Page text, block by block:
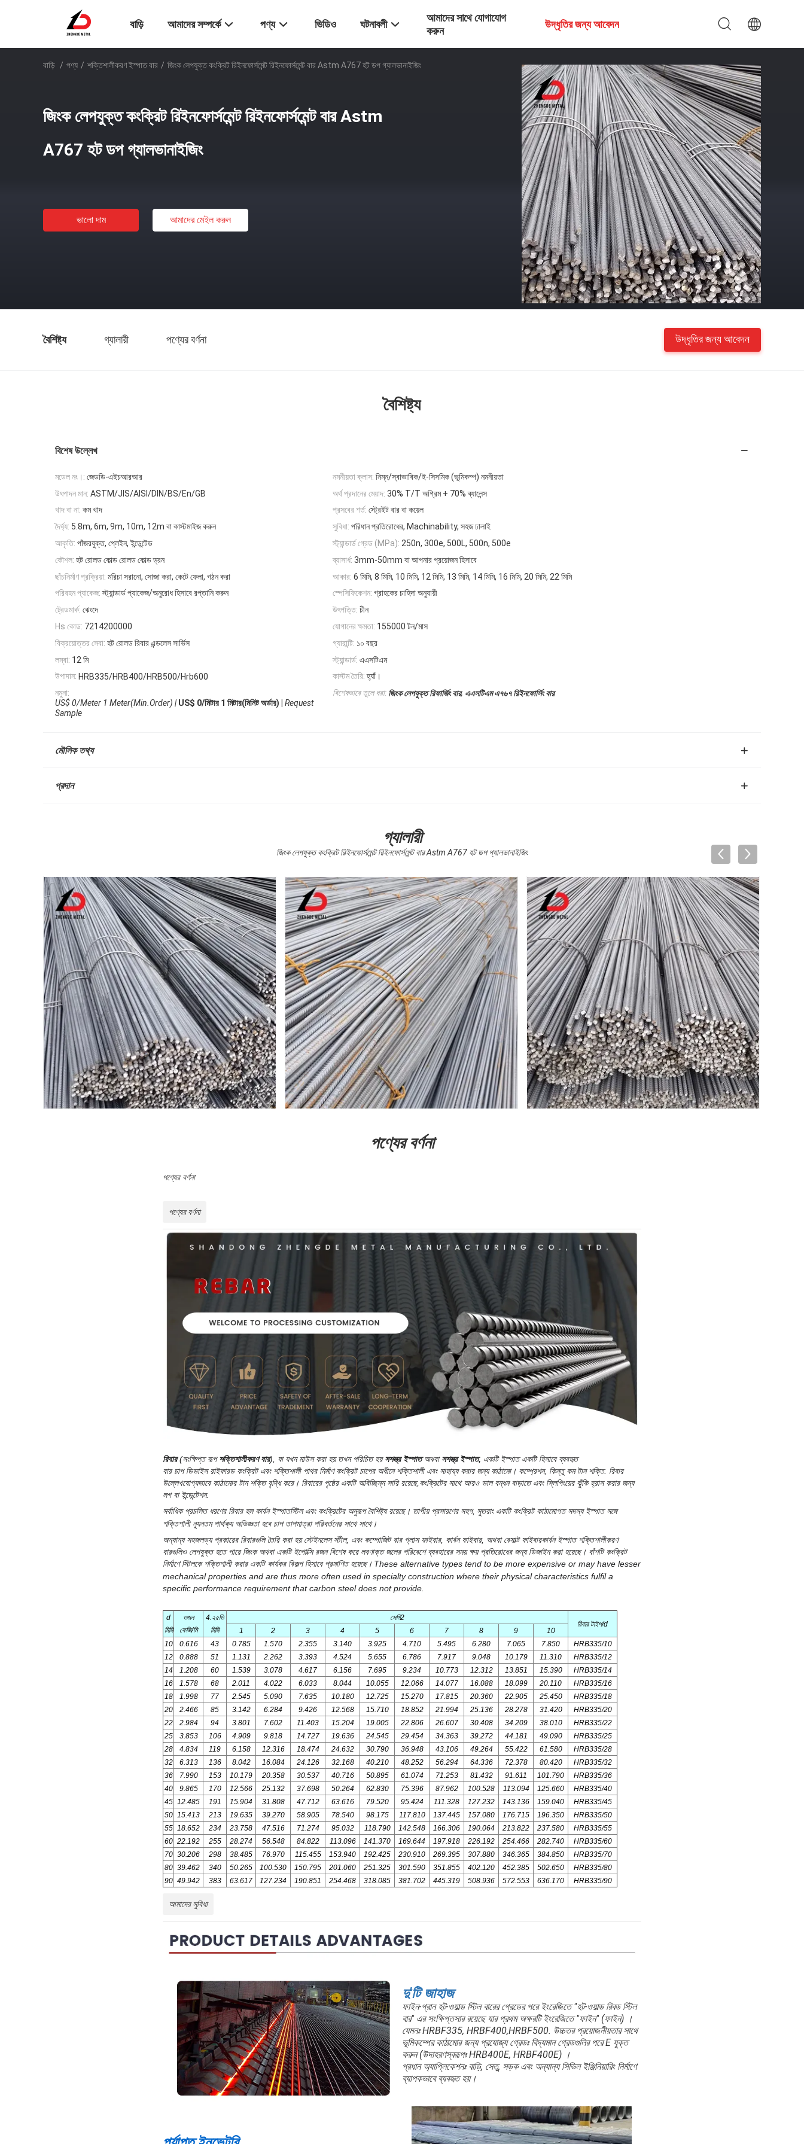
বাড়ি আমাদের সম্পর্কে পণ্য ভিডিও ঘটনাবলী
আমাদের সাথে যোগাযোগ
করুন
উদ্ধৃতির জন্য আবেদন
বাড়ি / পণ্য / শক্তিশালীকরণ ইস্পাত বার / জিংক লেপযুক্ত কংক্রিট রিইনফোর্সমেন্ট রিইনফোর্সমেন্ট বার Astm A767 হট ডপ গ্যালভানাইজিং
জিংক লেপযুক্ত কংক্রিট রিইনফোর্সমেন্ট রিইনফোর্সমেন্ট বার Astm
A767 হট ডপ গ্যালভানাইজিং
ভালো দাম আমাদের মেইল ​​করুন
বৈশিষ্ট্য গ্যালারী পণ্যের বর্ণনা উদ্ধৃতির জন্য আবেদন
বৈশিষ্ট্য
বিশেষ উল্লেখ
মডেল নং।: জেডডি-এইচআরআর নমনীয়তা ক্লাস: নিম্ন/স্বাভাবিক/ই-সিসমিক (ভূমিকম্প) নমনীয়তা
উৎপাদন মান: ASTM/JIS/AISI/DIN/BS/En/GB অর্থ প্রদানের মেয়াদ: 30% T/T অগ্রিম + 70% ব্যালেন্স
খাদ বা না: কম খাদ প্রসবের শর্ত: স্ট্রেইট বার বা কয়েল
দৈর্ঘ্য: 5.8m, 6m, 9m, 10m, 12m বা কাস্টমাইজ করুন সুবিধা: পরিধান প্রতিরোধের, Machinability, সহজ ঢালাই
আকৃতি: পাঁজরযুক্ত, প্লেইন, ইন্ডেন্টেড স্ট্যান্ডার্ড গ্রেড (MPa): 250n, 300e, 500L, 500n, 500e
কৌশল: হট রোলড কোল্ড রোলড কোল্ড ড্রন ব্যাসার্ধ: 3mm-50mm বা আপনার প্রয়োজন হিসাবে
ছাঁচনির্মাণ প্রক্রিয়া: মরিচা সরানো, সোজা করা, কেটে ফেলা, গঠন করা আকার: 6 মিমি, 8 মিমি, 10 মিমি, 12 মিমি, 13 মিমি, 14 মিমি, 16 মিমি, 20 মিমি, 22 মিমি
পরিবহন প্যাকেজ: স্ট্যান্ডার্ড প্যাকেজ/অনুরোধ হিসাবে রপ্তানি করুন স্পেসিফিকেশন: গ্রাহকের চাহিদা অনুযায়ী
ট্রেডমার্ক: ঝেংদে উৎপত্তি: চীন
Hs কোড: 7214200000 যোগানের ক্ষমতা: 155000 টন/মাস
বিক্রয়োত্তর সেবা: হট রোলড রিবার এন্ডলেস সার্ভিস গ্যারান্টি: ১০ বছর
লম্বা: 12 মি স্ট্যান্ডার্ড: এএসটিএম
উপাদান: HRB335/HRB400/HRB500/Hrb600 কাস্টম তৈরি: হ্যাঁ।
নমুনা:
US$ 0/Meter 1 Meter(Min.Order) | US$ 0/মিটার 1 মিটার(মিনিট অর্ডার) |
Request
Sample
বিশেষভাবে তুলে ধরা: জিংক লেপযুক্ত রিফার্জিং বার, এএসটিএম এ৭৬৭ রিইনফোর্সিং বার
মৌলিক তথ্য
প্রদান
গ্যালারী
জিংক লেপযুক্ত কংক্রিট রিইনফোর্সমেন্ট রিইনফোর্সমেন্ট বার Astm A767 হট ডপ গ্যালভানাইজিং
পণ্যের বর্ণনা
পণ্যের বর্ণনা
পণ্যের বর্ণনা
রিবার (সংক্ষিপ্ত রূপ শক্তিশালীকরণ বার), যা যখন মাউস করা হয় তখন পরিচিত হয় সশস্ত্র ইস্পাত অথবা সশস্ত্র ইস্পাত, একটি ইস্পাত একটি হিসাবে ব্যবহৃত
বার চাপ ডিভাইস রাইফারড কংক্রিট এবং শক্তিশালী পাথর নির্মাণ কংক্রিট চাপের অধীনে শক্তিশালী এবং সাহায্য করার জন্য কাঠামো। কম্প্রেশন, কিন্তু কম টান শক্তি. রিবার
উল্লেখযোগ্যভাবে কাঠামোর টান শক্তি বৃদ্ধি করে। রিবারের পৃষ্ঠের একটি অবিচ্ছিন্ন সারি রয়েছে,কংক্রিটের সাথে আরও ভাল বন্ধন বাড়াতে এবং স্লিপিংয়ের ঝুঁকি হ্রাস করার জন্য
লগ বা ইন্ডেন্টেশন.
সর্বাধিক প্রচলিত ধরণের রিবার হল কার্বন ইস্পাতস্টিল এবং কংক্রিটের অনুরূপ বৈশিষ্ট্য রয়েছে। তাপীয় প্রসারণের সহগ, সুতরাং একটি কংক্রিট কাঠামোগত সদস্য ইস্পাত সঙ্গে
শক্তিশালী ন্যূনতম পার্থক্য অভিজ্ঞতা হবে চাপ তাপমাত্রা পরিবর্তনের সাথে সাথে।
অন্যান্য সহজলভ্য প্রকারের রিবারগুলি তৈরি করা হয় স্টেইনলেস স্টীল, এবং কম্পোজিট বার গ্লাস ফাইবার, কার্বন ফাইবার, অথবা বেসাল্ট ফাইবারকার্বন ইস্পাত শক্তিশালীকরণ
বারগুলিও লেপযুক্ত হতে পারে জিংক অথবা একটি ইপোক্সি রজন বিশেষ করে লবণাক্ত জলের পরিবেশে ব্যবহারের সময় ক্ষয় প্রতিরোধের জন্য ডিজাইন করা হয়েছে। বাঁশটি কংক্রিট
নির্মাণে স্টিলকে শক্তিশালী করার একটি কার্যকর বিকল্প হিসাবে প্রমাণিত হয়েছে। These alternative types tend to be more expensive or may have lesser
mechanical properties and are thus more often used in specialty construction where their physical characteristics fulfil a
specific performance requirement that carbon steel does not provide.
d
মিমি
ওজন
কেজি/মি
4.২৫ডি
মিমি
সেমি2
রিবার টাইপ/d
1 2 3 4 5 6 7 8 9
10
10
0.616 43 0.785 1.570 2.355 3.140 3.925 4.710 5.495 6.280 7.065 7.850
HRB335/10
12
0.888 51 1.131 2.262 3.393 4.524 5.655 6.786 7.917 9.048 10.179 11.310
HRB335/12
14
1.208 60 1.539 3.078 4.617 6.156 7.695 9.234 10.773 12.312 13.851 15.390
HRB335/14
16
1.578 68 2.011 4.022 6.033 8.044 10.055 12.066 14.077 16.088 18.099 20.110
HRB335/16
18
1.998 77 2.545 5.090 7.635 10.180 12.725 15.270 17.815 20.360 22.905 25.450
HRB335/18
20
2.466 85 3.142 6.284 9.426 12.568 15.710 18.852 21.994 25.136 28.278 31.420
HRB335/20
22
2.984 94 3.801 7.602 11.403 15.204 19.005 22.806 26.607 30.408 34.209 38.010
HRB335/22
25
3.853 106 4.909 9.818 14.727 19.636 24.545 29.454 34.363 39.272 44.181 49.090
HRB335/25
28
4.834 119 6.158 12.316 18.474 24.632 30.790 36.948 43.106 49.264 55.422 61.580
HRB335/28
32
6.313 136 8.042 16.084 24.126 32.168 40.210 48.252 56.294 64.336 72.378 80.420
HRB335/32
36
7.990 153 10.179 20.358 30.537 40.716 50.895 61.074 71.253 81.432 91.611 101.790
HRB335/36
40
9.865 170 12.566 25.132 37.698 50.264 62.830 75.396 87.962 100.528 113.094 125.660
HRB335/40
45 12.485 191 15.904 31.808 47.712 63.616 79.520 95.424 111.328 127.232 143.136 159.040
HRB335/45
50 15.413 213 19.635 39.270 58.905 78.540 98.175 117.810 137.445 157.080 176.715 196.350
HRB335/50
55 18.652 234 23.758 47.516 71.274 95.032 118.790 142.548 166.306 190.064 213.822 237.580
HRB335/55
60 22.192 255 28.274 56.548 84.822 113.096 141.370 169.644 197.918 226.192 254.466 282.740
HRB335/60
70 30.206 298 38.485 76.970 115.455 153.940 192.425 230.910 269.395 307.880 346.365 384.850
HRB335/70
80 39.462 340 50.265 100.530 150.795 201.060 251.325 301.590 351.855 402.120 452.385 502.650
HRB335/80
90 49.942 383 63.617 127.234 190.851 254.468 318.085 381.702 445.319 508.936 572.553 636.170 HRB335/90
আমাদের সুবিধা
দু'টি জাহাজ
ফাইন-গ্রান হট-ওয়াল্ড স্টিল বারের গ্রেডের পরে ইংরেজিতে "হট-ওয়াল্ড রিবড স্টিল
বার" এর সংক্ষিপ্তসার রয়েছে যার প্রথম অক্ষরটি ইংরেজিতে "ফাইন" (ফাইন) ।
যেমনঃ HRBF335, HRBF400,HRBF500. উচ্চতর প্রয়োজনীয়তার সাথে
ভূমিকম্পের কাঠামোর জন্য প্রযোজ্য গ্রেডঃ বিদ্যমান গ্রেডগুলির পরে E যুক্ত
করুন (উদাহরণস্বরূপঃ HRB400E, HRBF400E) ।
প্রধান অ্যাপ্লিকেশনঃ বাড়ি, সেতু, সড়ক এবং অন্যান্য সিভিল ইঞ্জিনিয়ারিং নির্মাণে
ব্যাপকভাবে ব্যবহৃত হয়।